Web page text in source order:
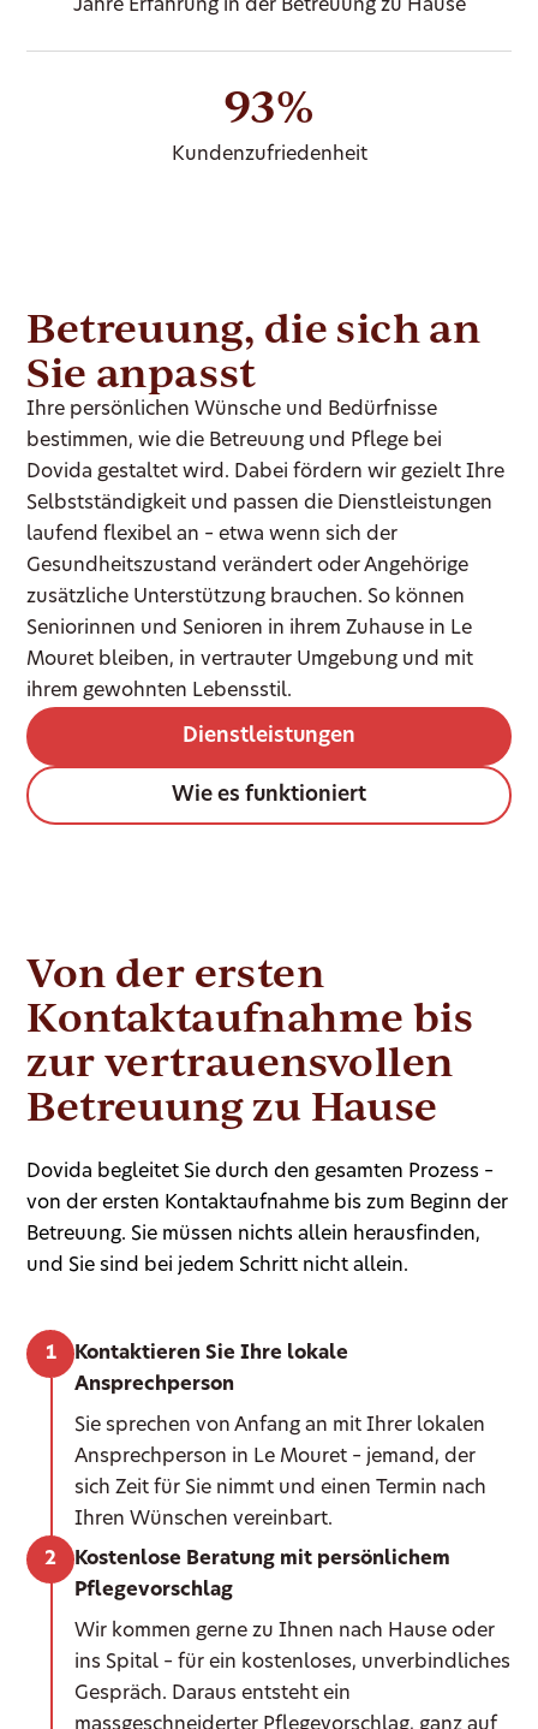
Jahre Erfahrung in der Betreuung zu Hause
93%
Kundenzufriedenheit
Betreuung, die sich an
Sie anpasst
Ihre persönlichen Wünsche und Bedürfnisse
bestimmen, wie die Betreuung und Pflege bei
Dovida gestaltet wird. Dabei fördern wir gezielt Ihre
Selbstständigkeit und passen die Dienstleistungen
laufend flexibel an – etwa wenn sich der
Gesundheitszustand verändert oder Angehörige
zusätzliche Unterstützung brauchen. So können
Seniorinnen und Senioren in ihrem Zuhause in Le
Mouret bleiben, in vertrauter Umgebung und mit
ihrem gewohnten Lebensstil.
Dienstleistungen
Wie es funktioniert
Von der ersten
Kontaktaufnahme bis
zur vertrauensvollen
Betreuung zu Hause
Dovida begleitet Sie durch den gesamten Prozess –
von der ersten Kontaktaufnahme bis zum Beginn der
Betreuung. Sie müssen nichts allein herausfinden,
und Sie sind bei jedem Schritt nicht allein.
Kontaktieren Sie Ihre lokale
Ansprechperson
Sie sprechen von Anfang an mit Ihrer lokalen
Ansprechperson in Le Mouret – jemand, der
sich Zeit für Sie nimmt und einen Termin nach
Ihren Wünschen vereinbart.
Kostenlose Beratung mit persönlichem
Pflegevorschlag
Wir kommen gerne zu Ihnen nach Hause oder
ins Spital – für ein kostenloses, unverbindliches
Gespräch. Daraus entsteht ein